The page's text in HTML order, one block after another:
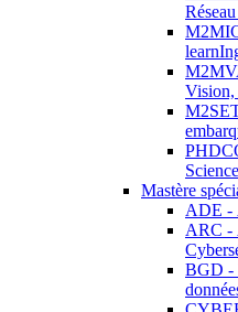
Vision,
Science
Mastère
ADE -
ARC -
BGD -